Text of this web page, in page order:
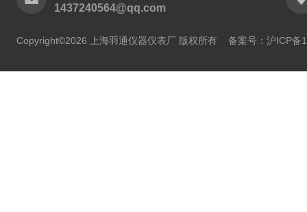
1437240564@qq.com
Copyright©2026 上海羽通仪器仪表厂 版权所有 备案号：沪ICP备